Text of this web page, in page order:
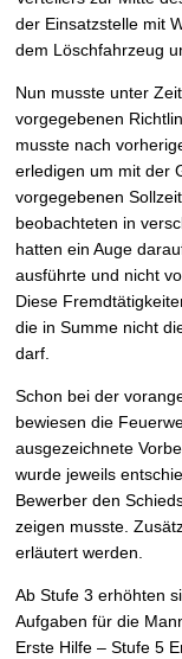
der Einsatzstelle mit
dem Löschfahrzeug
Nun musste unter
vorgegebenen
musste nach
erledigen um mit der
vorgegebenen
beobachteten in
hatten ein Auge
ausführte und nicht
Diese
die in Summe nicht
darf.
Schon bei der
bewiesen die
ausgezeichnete
wurde jeweils
Bewerber den
zeigen musste.
erläutert werden.
Ab Stufe 3 erhöhten
Aufgaben für die
Erste Hilfe – Stufe 5